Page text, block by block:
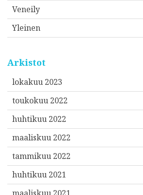
Veneily
Yleinen
Arkistot
lokakuu 2023
toukokuu 2022
huhtikuu 2022
maaliskuu 2022
tammikuu 2022
huhtikuu 2021